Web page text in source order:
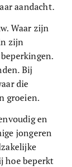
aandacht.
Waar zijn
zijn
Bij
die
groeien.
en
jongeren
hoe beperkt